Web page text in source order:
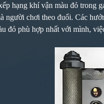
hạng khí vận màu đỏ trong
người chơi theo đuổi. Các
đỏ phù hợp nhất với mình,